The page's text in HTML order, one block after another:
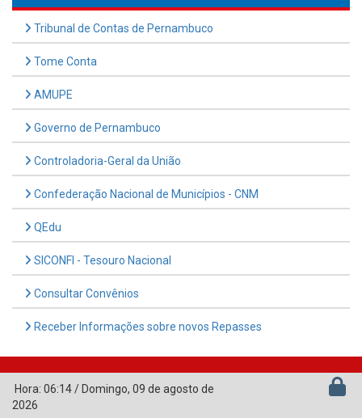
Tribunal de Contas de Pernambuco
Tome Conta
AMUPE
Governo de Pernambuco
Controladoria-Geral da União
Confederação Nacional de Municípios - CNM
QEdu
SICONFI - Tesouro Nacional
Consultar Convênios
Receber Informações sobre novos Repasses
Hora: 06:14/ Domingo, 09 de agosto de
2026